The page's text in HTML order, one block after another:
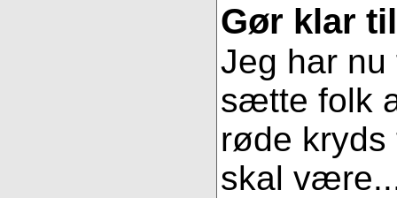
Gør klar
Jeg har
sætte folk
røde
skal